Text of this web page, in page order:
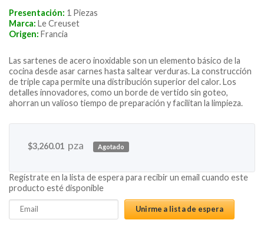
Presentación: 1 Piezas
Marca: Le Creuset
Origen: Francia
Las sartenes de acero inoxidable son un elemento básico de la
cocina desde asar carnes hasta saltear verduras. La construcción
de triple capa permite una distribución superior del calor. Los
detalles innovadores, como un borde de vertido sin goteo,
ahorran un valioso tiempo de preparación y facilitan la limpieza.
$3,260.01 pza Agotado
Regístrate en la lista de espera para recibir un email cuando este
producto esté disponible
Enter
your
Unirme a lista de espera